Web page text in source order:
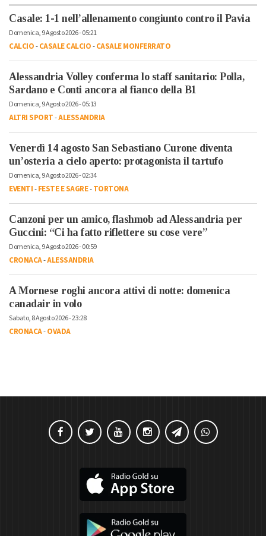
Casale: 1-1 nell’allenamento congiunto contro il Pavia
Domenica, 9 Agosto 2026 - 05:21
CALCIO-CASALE CALCIO-CASALE MONFERRATO
Alessandria Volley conferma lo staff sanitario: Polla,
Sardano e Conti ancora al fianco della B1
Domenica, 9 Agosto 2026 - 05:13
ALTRI SPORT-ALESSANDRIA
Venerdì 14 agosto San Sebastiano Curone diventa
un’osteria a cielo aperto: protagonista il tartufo
Domenica, 9 Agosto 2026 - 02:34
EVENTI-FESTE E SAGRE-TORTONA
Canzoni per un amico, flashmob ad Alessandria per
Guccini: “Ci ha fatto riflettere su cose vere”
Domenica, 9 Agosto 2026 - 00:59
CRONACA-ALESSANDRIA
A Mornese roghi ancora attivi di notte: domenica
canadair in volo
Sabato, 8 Agosto 2026 - 23:28
CRONACA-OVADA